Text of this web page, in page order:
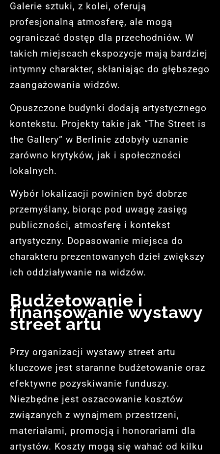
Galerie sztuki, z kolei, oferują
profesjonalną atmosferę, ale mogą
ograniczać dostęp dla przechodniów. W
takich miejscach ekspozycje mają bardziej
intymny charakter, skłaniając do głębszego
zaangażowania widzów.
Opuszczone budynki dodają artystycznego
kontekstu. Projekty takie jak “The Street is
the Gallery” w Berlinie zdobyły uznanie
zarówno krytyków, jak i społeczności
lokalnych.
Wybór lokalizacji powinien być dobrze
przemyślany, biorąc pod uwagę zasięg
publiczności, atmosferę i kontekst
artystyczny. Dopasowanie miejsca do
charakteru prezentowanych dzieł zwiększy
ich oddziaływanie na widzów.
Budżetowanie i
finansowanie wystawy
street artu
Przy organizacji wystawy street artu
kluczowe jest staranne budżetowanie oraz
efektywne pozyskiwanie funduszy.
Niezbędne jest oszacowanie kosztów
związanych z wynajmem przestrzeni,
materiałami, promocją i honorariami dla
artystów. Koszty mogą się wahać od kilku